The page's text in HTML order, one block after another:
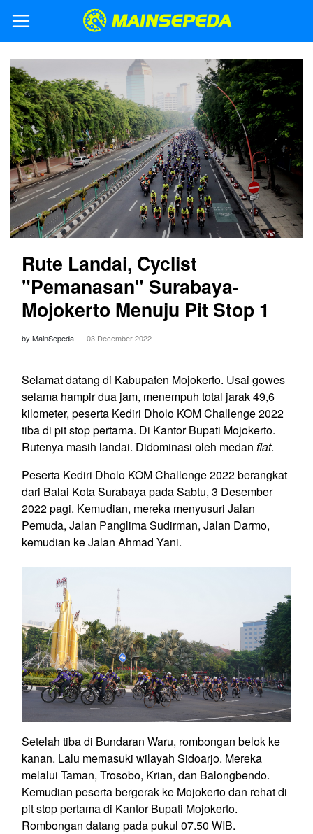
Rute Landai, Cyclist
"Pemanasan" Surabaya-
Mojokerto Menuju Pit Stop 1
by MainSepeda 03 December 2022
Selamat datang di Kabupaten Mojokerto. Usai gowes
selama hampir dua jam, menempuh total jarak 49,6
kilometer, peserta Kediri Dholo KOM Challenge 2022
tiba di pit stop pertama. Di Kantor Bupati Mojokerto.
Rutenya masih landai. Didominasi oleh medan flat.
Peserta Kediri Dholo KOM Challenge 2022 berangkat
dari Balai Kota Surabaya pada Sabtu, 3 Desember
2022 pagi. Kemudian, mereka menyusuri Jalan
Pemuda, Jalan Panglima Sudirman, Jalan Darmo,
kemudian ke Jalan Ahmad Yani.
Setelah tiba di Bundaran Waru, rombongan belok ke
kanan. Lalu memasuki wilayah Sidoarjo. Mereka
melalui Taman, Trosobo, Krian, dan Balongbendo.
Kemudian peserta bergerak ke Mojokerto dan rehat di
pit stop pertama di Kantor Bupati Mojokerto.
Rombongan datang pada pukul 07.50 WIB.